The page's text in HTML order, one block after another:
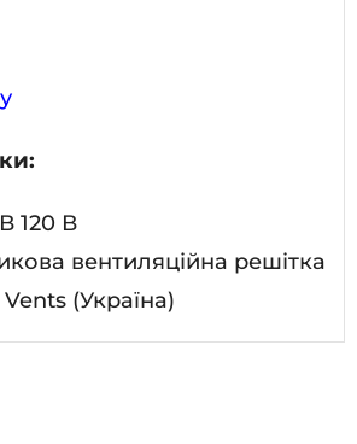
120 В
вентиляційна решітка
(Україна)